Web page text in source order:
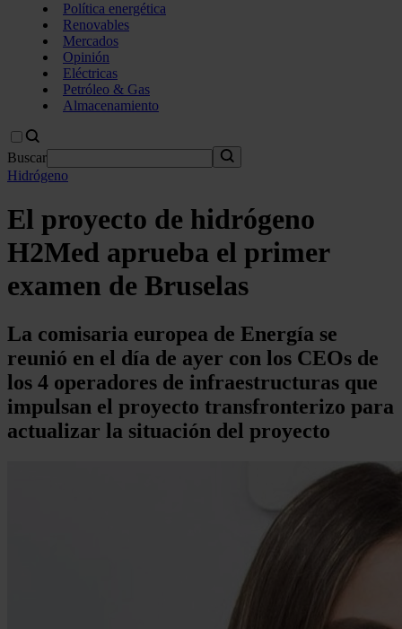
Política energética
Renovables
Mercados
Opinión
Eléctricas
Petróleo & Gas
Almacenamiento
Buscar
Hidrógeno
El proyecto de hidrógeno
H2Med aprueba el primer
examen de Bruselas
La comisaria europea de Energía se
reunió en el día de ayer con los CEOs de
los 4 operadores de infraestructuras que
impulsan el proyecto transfronterizo para
actualizar la situación del proyecto